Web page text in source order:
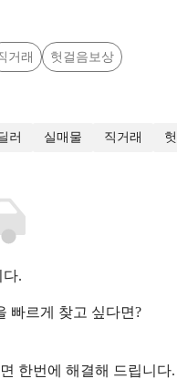
거래 헛걸음보상
러 실매물 직거래
다.
빠르게 찾고 싶다면?
한번에 해결해 드립니다.